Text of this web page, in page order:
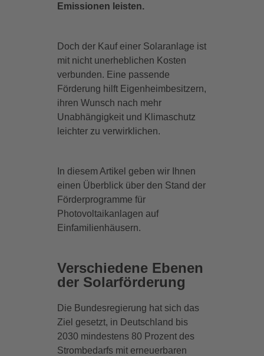
Emissionen leisten.
Doch der Kauf einer Solaranlage ist
mit nicht unerheblichen Kosten
verbunden. Eine passende
Förderung hilft Eigenheimbesitzern,
ihren Wunsch nach mehr
Unabhängigkeit und Klimaschutz
leichter zu verwirklichen.
In diesem Artikel geben wir Ihnen
einen Überblick über den Stand der
Förderprogramme für
Photovoltaikanlagen auf
Einfamilienhäusern.
Verschiedene Ebenen
der Solarförderung
Die Bundesregierung hat sich das
Ziel gesetzt, in Deutschland bis
2030 mindestens 80 Prozent des
Strombedarfs mit erneuerbaren